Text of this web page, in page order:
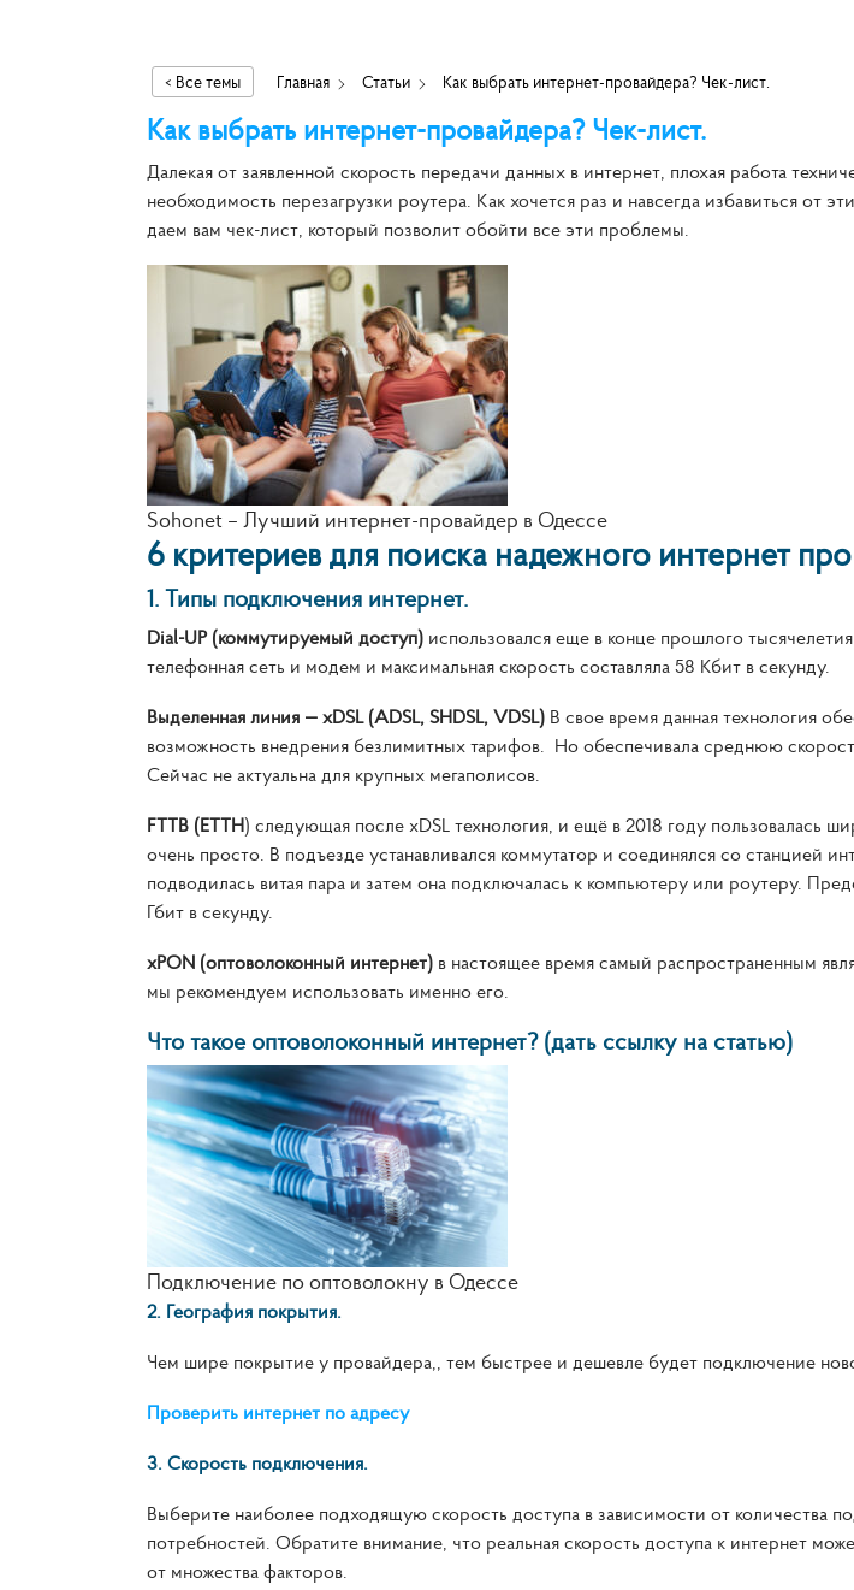
< Все темы Главная Статьи Как выбрать интернет-провайдера? Чек-лист.
Как выбрать интернет-провайдера? Чек-лист.
Далекая от заявленной скорость передачи данных в интернет, плохая работа
необходимость перезагрузки роутера. Как хочется раз и навсегда избавиться от
даем вам чек-лист, который позволит обойти все эти проблемы.
Sohonet – Лучший интернет-провайдер в Одессе
6 критериев для поиска надежного интернет
1.Типы подключения интернет.
Dial-UP (коммутируемый доступ) использовался еще в конце прошлого
телефонная сеть и модем и максимальная скорость составляла 58 Кбит в секунду.
Выделенная линия — xDSL (ADSL, SHDSL, VDSL) В свое время данная технология
возможность внедрения безлимитных тарифов. Но обеспечивала среднюю
Сейчас не актуальна для крупных мегаполисов.
FTTB (ETTH) следующая после xDSL технология, и ещё в 2018 году пользовалась
очень просто. В подъезде устанавливался коммутатор и соединялся со станцией
подводилась витая пара и затем она подключалась к компьютеру или роутеру.
Гбит в секунду.
xPON (оптоволоконный интернет) в настоящее время самый распространенным
мы рекомендуем использовать именно его.
Что такое оптоволоконный интернет? (дать ссылку на статью)
Подключение по оптоволокну в Одессе
2. География покрытия.
Чем шире покрытие у провайдера,, тем быстрее и дешевле будет подключение
Проверить интернет по адресу
3. Скорость подключения.
Выберите наиболее подходящую скорость доступа в зависимости от количества
потребностей. Обратите внимание, что реальная скорость доступа к интернет
от множества факторов.